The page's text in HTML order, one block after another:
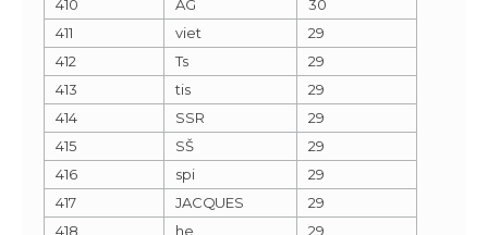
410
AG
30
411
viet
29
412
Ts
29
413
tis
29
414
SSR
29
415
SŠ
29
416
spi
29
417
JACQUES
29
418
he 29